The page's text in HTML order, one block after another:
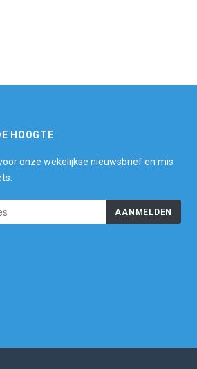
HOOGTE
onze wekelijkse nieuwsbrief en mis
AANMELDEN